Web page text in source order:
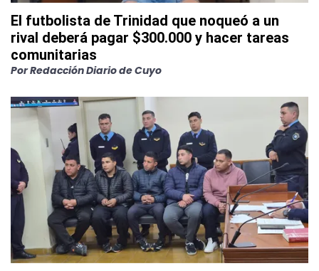
El futbolista de Trinidad que noqueó a un
rival deberá pagar $300.000 y hacer tareas
comunitarias
PorRedacción Diario de Cuyo